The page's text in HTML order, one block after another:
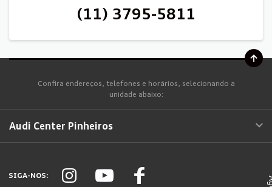
(11) 3795-5811
Confira endereços, telefones e horários, selecionando a
unidade abaixo:
Audi Center Pinheiros
SIGA-NOS: